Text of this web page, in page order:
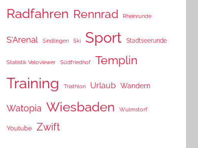
Radfahren Rennrad Rheinrunde
S'Arenal Sindlingen Ski Sport Stadtseerunde
Statistik Veloviewer Südfriedhof Templin
Training Triathlon Urlaub Wandern
Watopia Wiesbaden Wulmstorf
Youtube Zwift